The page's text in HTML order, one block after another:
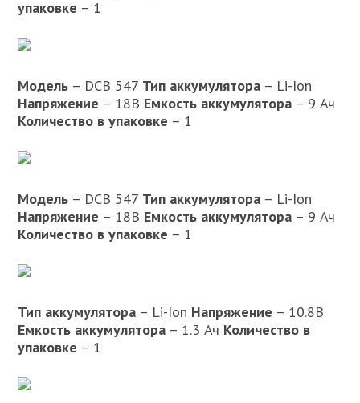
упаковке – 1
Модель – DCB 547 Тип аккумулятора – Li-Ion
Напряжение – 18В Емкость аккумулятора – 9 Ач
Количество в упаковке – 1
Модель – DCB 547 Тип аккумулятора – Li-Ion
Напряжение – 18В Емкость аккумулятора – 9 Ач
Количество в упаковке – 1
Тип аккумулятора – Li-Ion Напряжение – 10.8В
Емкость аккумулятора – 1.3 Ач Количество в
упаковке – 1